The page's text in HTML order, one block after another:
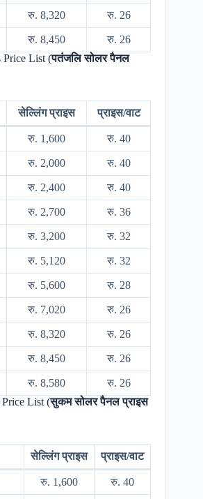
रु. 8,320 रु. 26
रु. 8,450
रु. 26
Price List (पतंजलि सोलर पैनल
सेल्लिंग प्राइस प्राइस/वाट
रु. 1,600 रु. 40
रु. 2,000 रु. 40
रु. 2,400 रु. 40
रु. 2,700 रु. 36
रु. 3,200 रु. 32
रु. 5,120 रु. 32
रु. 5,600 रु. 28
रु. 7,020 रु. 26
रु. 8,320 रु. 26
रु. 8,450 रु. 26
रु. 8,580
रु. 26
Price List (सुकम सोलर पैनल प्राइस
सेल्लिंग प्राइस प्राइस/वाट
रु. 1,600 रु. 40